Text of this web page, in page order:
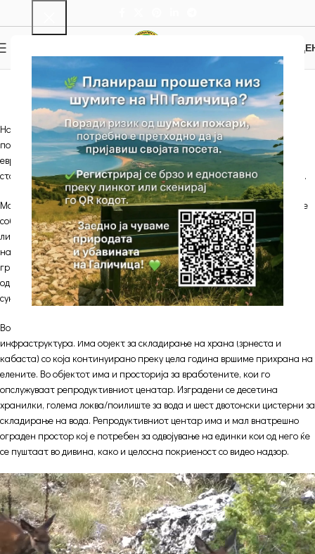
Репро центар
Почетна Репро центар
На локалитетот „Косто бачило“, во Националниот парк Галичица, на
површина од околу 90 хектари се наоѓа репродуктивниот центар за
европски елен. Во моментот таму живеат 100-тина единки, а дел од
стадото планирано е да биде пуштано надвор од оградениот простор.
Мажјаците (елени) имаат силно развиени рогови. Женките (кошути) се
собираат во крда кои ги предводи доминантна женка. Живеат во
листопадни шуми и планински предели, а како тревопасни животни
најчесто пасат на шумските ливади и ги брстат лисјата од дрвјата и
грмушките. Нивната реинтродукција во Паркот придонесува за
одржување на високопланинските пасишта и спречување на
сукцесивните процеси.
Во рамки на репродуктивниот центар изградена е потребната
инфраструктура. Има објект за складирање на храна (зрнеста и
кабаста) со која континуирано преку цела година вршиме прихрана на
елените. Во објектот има и просторија за вработените, кои го
опслужуваат репродуктивниот ценатар. Изградени се десетина
хранилки, голема локва/поилиште за вода и шест двотонски цистерни за
складирање на вода. Репродуктивниот центар има и мал внатрешно
ограден простор кој е потребен за одвојување на единки кои од него ќе
се пуштаат во дивина, како и целосна покриеност со видео надзор.